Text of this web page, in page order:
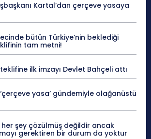
Kartal’dan çerçeve yasaya
bütün Türkiye’nin beklediği
tam metni!
ilk imzayı Devlet Bahçeli attı
‘çerçeve yasa’ gündemiyle olağanüstü
her şey çözülmüş değildir ancak
gerektiren bir durum da yoktur